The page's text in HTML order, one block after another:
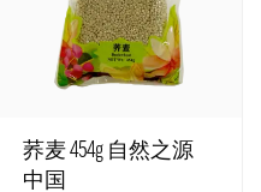
荞麦 454g 自然之源
中国